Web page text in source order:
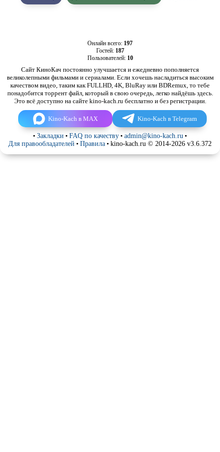
Онлайн всего: 197
Гостей: 187
Пользователей: 10
Сайт КиноКач постоянно улучшается и ежедневно пополняется
великолепными фильмами и сериалами. Если хочешь насладиться высоким
качеством видео, таким как FULLHD, 4K, BluRay или BDRemux, то тебе
понадобится торрент файл, который в свою очередь, легко найдёшь здесь.
Это всё доступно на сайте kino-kach.ru бесплатно и без регистрации.
Kino-Kach в MAX Kino-Kach в Telegram
• Закладки • FAQ по качеству • admin@kino-kach.ru •
Для правообладателей • Правила • kino-kach.ru © 2014-2026 v3.6.372